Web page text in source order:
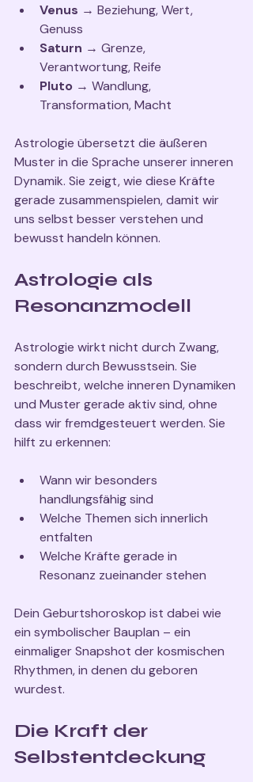
Venus → Beziehung, Wert,
Genuss
Saturn → Grenze,
Verantwortung, Reife
Pluto → Wandlung,
Transformation, Macht
Astrologie übersetzt die äußeren
Muster in die Sprache unserer inneren
Dynamik. Sie zeigt, wie diese Kräfte
gerade zusammenspielen, damit wir
uns selbst besser verstehen und
bewusst handeln können.
Astrologie als
Resonanzmodell
Astrologie wirkt nicht durch Zwang,
sondern durch Bewusstsein. Sie
beschreibt, welche inneren Dynamiken
und Muster gerade aktiv sind, ohne
dass wir fremdgesteuert werden. Sie
hilft zu erkennen:
Wann wir besonders
handlungsfähig sind
Welche Themen sich innerlich
entfalten
Welche Kräfte gerade in
Resonanz zueinander stehen
Dein Geburtshoroskop ist dabei wie
ein symbolischer Bauplan – ein
einmaliger Snapshot der kosmischen
Rhythmen, in denen du geboren
wurdest.
Die Kraft der
Selbstentdeckung